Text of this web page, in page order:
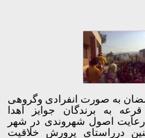
به صورت انفرادی وگروهی
به برندگان جوایز اهدا
رعایت اصول شهروندی در شهر
درراستای پرورش خلاقیت